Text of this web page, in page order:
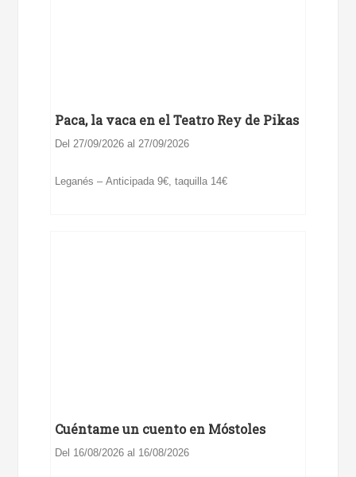
Paca, la vaca en el Teatro Rey de Pikas
Del 27/09/2026 al 27/09/2026
Leganés – Anticipada 9€, taquilla 14€
Cuéntame un cuento en Móstoles
Del 16/08/2026 al 16/08/2026